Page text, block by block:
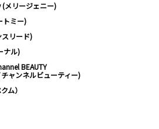
メリージェニー)
トミー)
スリード)
ナル)
BEAUTY
ャンネルビューティー)
ム）